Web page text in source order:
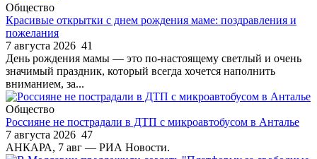
Общество
Красивые открытки с днем рождения маме: поздравления и
пожелания
7 августа 2026 41
День рождения мамы — это по-настоящему светлый и очень
значимый праздник, который всегда хочется наполнить
вниманием, за...
Общество
Россияне не пострадали в ДТП с микроавтобусом в Анталье
7 августа 2026 47
АНКАРА, 7 авг — РИА Новости.